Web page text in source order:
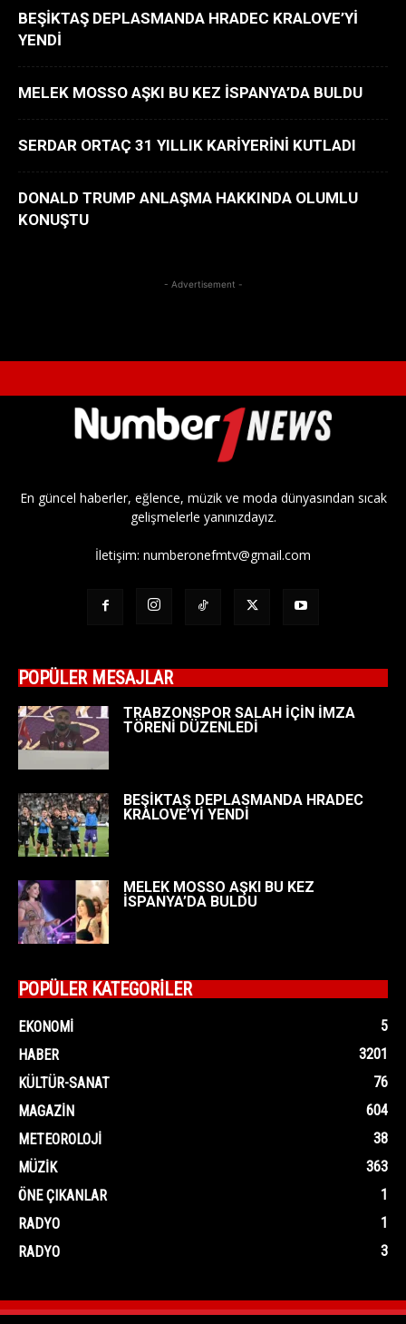
BEŞİKTAŞ DEPLASMANDA HRADEC KRALOVE’Yİ
YENDİ
MELEK MOSSO AŞKI BU KEZ İSPANYA’DA BULDU
SERDAR ORTAÇ 31 YILLIK KARİYERİNİ KUTLADI
DONALD TRUMP ANLAŞMA HAKKINDA OLUMLU
KONUŞTU
- Advertisement -
En güncel haberler, eğlence, müzik ve moda dünyasından sıcak
gelişmelerle yanınızdayız.
İletişim: numberonefmtv@gmail.com
POPÜLER MESAJLAR
TRABZONSPOR SALAH İÇİN İMZA
TÖRENİ DÜZENLEDİ
BEŞİKTAŞ DEPLASMANDA HRADEC
KRALOVE’Yİ YENDİ
MELEK MOSSO AŞKI BU KEZ
İSPANYA’DA BULDU
POPÜLER KATEGORİLER
EKONOMI
5
HABER
3201
KÜLTÜR-SANAT
76
MAGAZIN
604
METEOROLOJI
38
MÜZIK
363
ÖNE ÇIKANLAR
1
RADYO
1
RADYO
3